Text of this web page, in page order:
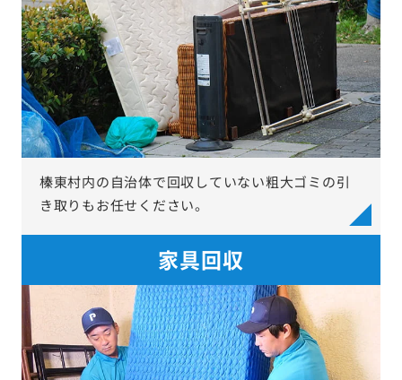
榛東村内の自治体で回収していない粗大ゴミの引
き取りもお任せください。
家具回収